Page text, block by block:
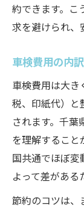
約できます。こ
求を避けられ、
車検費用の内
車検費用は大
税、印紙代）と
されます。千
を理解するこ
国共通でほぼ
よって差がある
節約のコツは、